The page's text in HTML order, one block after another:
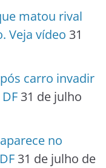
matou rival
Veja vídeo 31
carro invadir
31 de julho
no
31 de julho de